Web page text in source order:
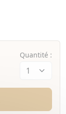
Quantité :